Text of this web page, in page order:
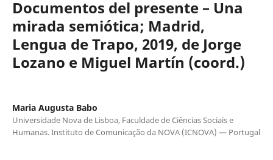
Documentos del presente – Una
mirada semiótica; Madrid,
Lengua de Trapo, 2019, de Jorge
Lozano e Miguel Martín (coord.)
Maria Augusta Babo
Universidade Nova de Lisboa, Faculdade de Ciências Sociais e
Humanas. Instituto de Comunicação da NOVA (ICNOVA) — Portugal